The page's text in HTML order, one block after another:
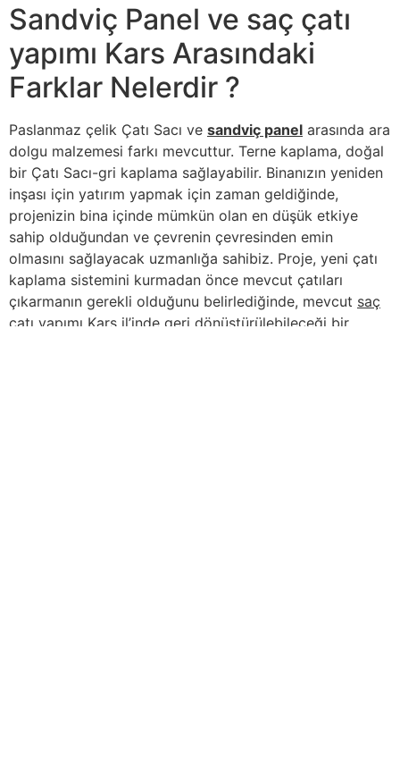
Sandviç Panel ve saç çatı
yapımı Kars Arasındaki
Farklar Nelerdir ?
Paslanmaz çelik Çatı Sacı ve sandviç panel arasında ara
dolgu malzemesi farkı mevcuttur. Terne kaplama, doğal
bir Çatı Sacı-gri kaplama sağlayabilir. Binanızın yeniden
inşası için yatırım yapmak için zaman geldiğinde,
projenizin bina içinde mümkün olan en düşük etkiye
sahip olduğundan ve çevrenin çevresinden emin
olmasını sağlayacak uzmanlığa sahibiz. Proje, yeni çatı
kaplama sistemini kurmadan önce mevcut çatıları
çıkarmanın gerekli olduğunu belirlediğinde, mevcut saç
çatı yapımı Kars il’inde geri dönüştürülebileceği bir